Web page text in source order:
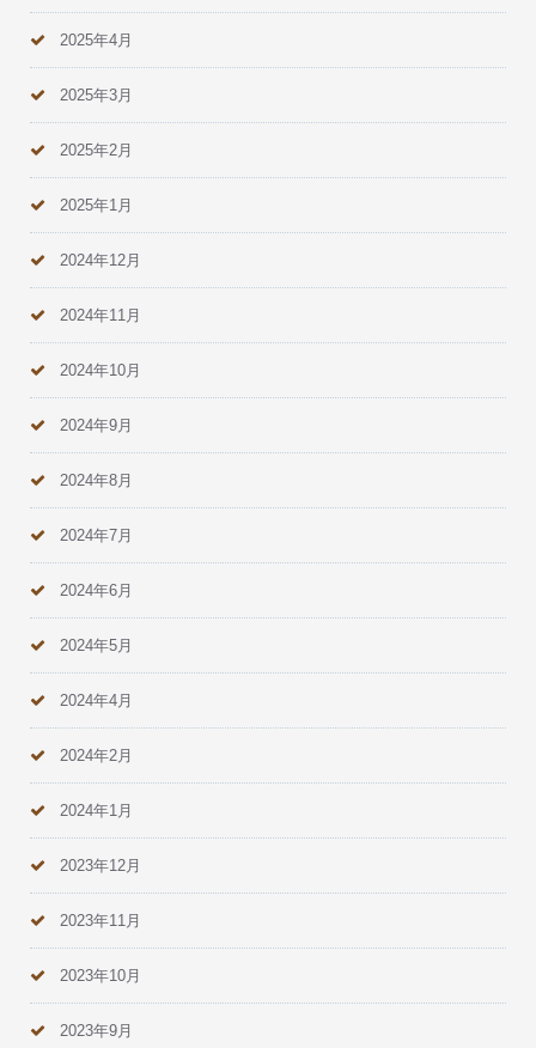
2025年4月
2025年3月
2025年2月
2025年1月
2024年12月
2024年11月
2024年10月
2024年9月
2024年8月
2024年7月
2024年6月
2024年5月
2024年4月
2024年2月
2024年1月
2023年12月
2023年11月
2023年10月
2023年9月